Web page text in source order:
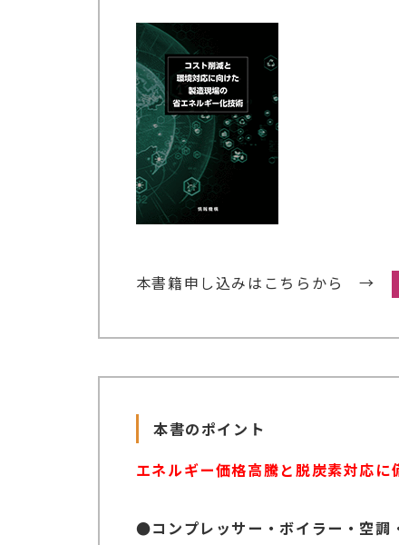
本書籍申し込みはこちらから →
本書のポイント
エネルギー価格高騰と脱炭素対応に
●コンプレッサー・ボイラー・空調